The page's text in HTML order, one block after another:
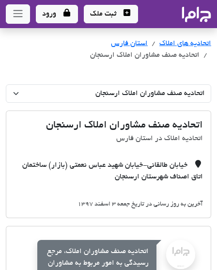
- سامانه جامع املاک و مشاورین املاک
ثبت ملک ورود
اتحادیه های املاک اتحادیه های املاک
استان فارس
اتحادیه صنف مشاوران املاک ارسنجان
اتحادیه صنف مشاوران املاک ارسنجان
اتحادیه املاک در استان فارس
خیابان طالقانی-خیابان شهید عباس نعمتی (بازار) ساختمان
اتاق اصناف شهرستان ارسنجان
آخرین به روز رسانی در تاریخ جمعه 3 اسفند 1397
اتحادیه صنف مشاوران املاک، مرجع
رسیدگی به امور مربوط به مشاوران